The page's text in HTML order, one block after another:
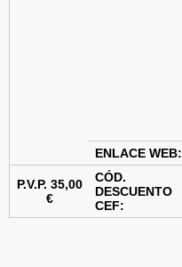
ENLACE WEB:
P.V.P. 35,00
€
CÓD.
DESCUENTO
CEF: